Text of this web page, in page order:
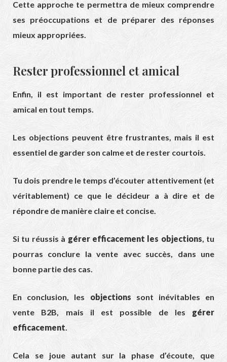
Cette approche te permettra de mieux comprendre
ses préoccupations et de préparer des réponses
mieux appropriées.
Rester professionnel et amical
Enfin, il est important de rester professionnel et
amical en tout temps.
Les objections peuvent être frustrantes, mais il est
essentiel de garder son calme et de rester courtois.
Tu dois prendre le temps d’écouter attentivement (et
véritablement) ce que le décideur a à dire et de
répondre de manière claire et concise.
Si tu réussis à gérer efficacement les objections, tu
pourras conclure la vente avec succès, dans une
bonne partie des cas.
En conclusion, les objections sont inévitables en
vente B2B, mais il est possible de les gérer
efficacement
Cela se joue autant sur la phase d’écoute, que